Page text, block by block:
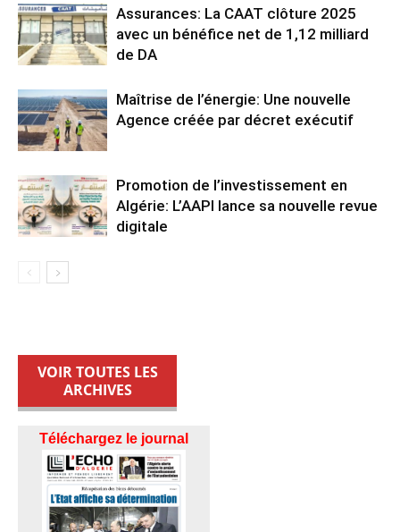
Assurances: La CAAT clôture 2025
avec un bénéfice net de 1,12 milliard
de DA
Maîtrise de l’énergie: Une nouvelle
Agence créée par décret exécutif
Promotion de l’investissement en
Algérie: L’AAPI lance sa nouvelle revue
digitale
VOIR TOUTES LES
ARCHIVES